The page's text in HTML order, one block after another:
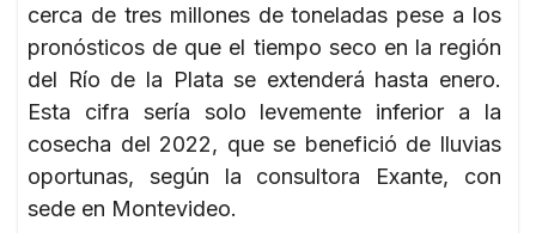
cerca de tres millones de toneladas pese a los
pronósticos de que el tiempo seco en la región
del Río de la Plata se extenderá hasta enero.
Esta cifra sería solo levemente inferior a la
cosecha del 2022, que se benefició de lluvias
oportunas, según la consultora Exante, con
sede en Montevideo.